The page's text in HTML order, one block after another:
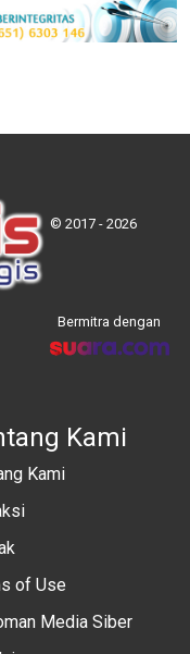
© 2017 - 2026
Bermitra dengan
Kami
Kami
of Use
Media Siber